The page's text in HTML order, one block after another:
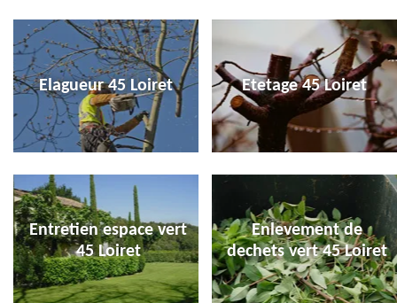
Elagueur 45 Loiret Etetage 45 Loiret
Entretien espace vert
45 Loiret
Enlevement de
dechets vert 45 Loiret